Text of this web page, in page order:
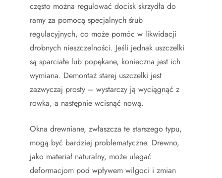
często można regulować docisk skrzydła do
ramy za pomocą specjalnych śrub
regulacyjnych, co może pomóc w likwidacji
drobnych nieszczelności. Jeśli jednak uszczelki
są sparciałe lub popękane, konieczna jest ich
wymiana. Demontaż starej uszczelki jest
zazwyczaj prosty – wystarczy ją wyciągnąć z
rowka, a następnie wcisnąć nową.
Okna drewniane, zwłaszcza te starszego typu,
mogą być bardziej problematyczne. Drewno,
jako materiał naturalny, może ulegać
deformacjom pod wpływem wilgoci i zmian